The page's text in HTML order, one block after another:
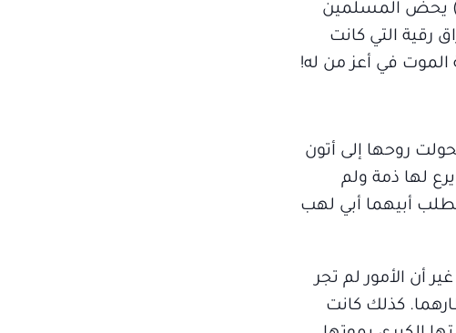
يحض المسلمين
رقية التي كانت
في أعز من له!
روحها إلى أتون
لها ذمة ولم
لطلب أبيهما أبي لهب
أن الأمور لم تجر
كذلك كانت